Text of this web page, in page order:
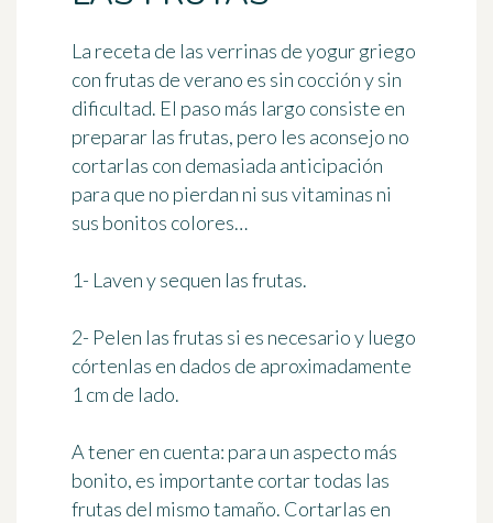
La receta de las verrinas de yogur griego
con frutas de verano es sin coccióny sin
dificultad. El paso más largo consiste en
preparar las frutas, pero les aconsejo no
cortarlas con demasiada anticipación
para que no pierdan ni sus vitaminas ni
sus bonitos colores…
1- Laven y sequen las frutas.
2- Pelen las frutas si es necesario y luego
córtenlas en dados de aproximadamente
1 cm de lado.
A tener en cuenta: para un aspecto más
bonito, es importante cortar todas las
frutas del mismo tamaño. Cortarlas en